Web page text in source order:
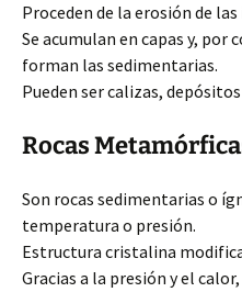
Proceden de la erosión de
Se acumulan en capas y, por
forman las sedimentarias.
Pueden ser calizas,
Rocas
Son rocas sedimentarias o
temperatura o presión.
Estructura cristalina
Gracias a la presión y el